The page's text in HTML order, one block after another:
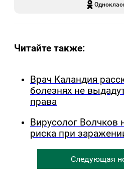
Читайте также:
Врач Каландия
болезнях не
права
Вирусолог Волчков
риска при
Следующая